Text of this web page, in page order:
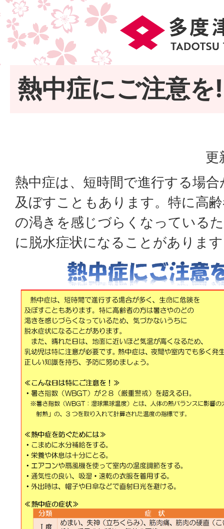
熱中症にご注意を!
更
熱中症は、短時間で進行する場
及ぼすこともあります。特に高
の渇きを感じづらくなっている
に脱水症状になることがありま